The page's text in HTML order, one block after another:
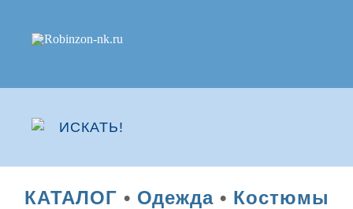
КАТАЛОГ • Одежда• Костюмы